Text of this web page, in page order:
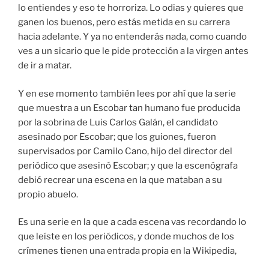
lo entiendes y eso te horroriza. Lo odias y quieres que
ganen los buenos, pero estás metida en su carrera
hacia adelante. Y ya no entenderás nada, como cuando
ves a un sicario que le pide protección a la virgen antes
de ir a matar.
Y en ese momento también lees por ahí que la serie
que muestra a un Escobar tan humano fue producida
por la sobrina de Luis Carlos Galán, el candidato
asesinado por Escobar; que los guiones, fueron
supervisados por Camilo Cano, hijo del director del
periódico que asesinó Escobar; y que la escenógrafa
debió recrear una escena en la que mataban a su
propio abuelo.
Es una serie en la que a cada escena vas recordando lo
que leíste en los periódicos, y donde muchos de los
crímenes tienen una entrada propia en la Wikipedia,